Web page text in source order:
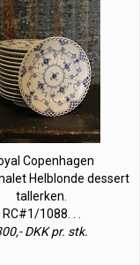
Copenhagen
Helblonde dessert
tallerken.
RC#1/1088. . .
DKK pr. stk.